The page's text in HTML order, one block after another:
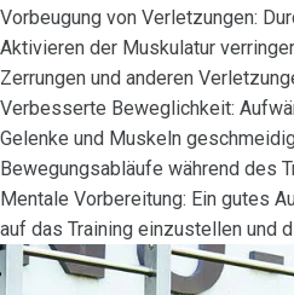
Vorbeugung von Verletzungen:
Aktivieren der Muskulatur
Zerrungen und anderen
Verbesserte Beweglichkeit:
Gelenke und Muskeln
Bewegungsabläufe während des
Mentale Vorbereitung: Ein gutes
auf das Training einzustellen und